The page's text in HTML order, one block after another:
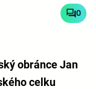
0
obránce Jan
celku